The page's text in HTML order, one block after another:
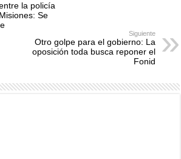
la policía
Se
Siguiente
Otro golpe para el gobierno: La
oposición toda busca reponer el
Fonid